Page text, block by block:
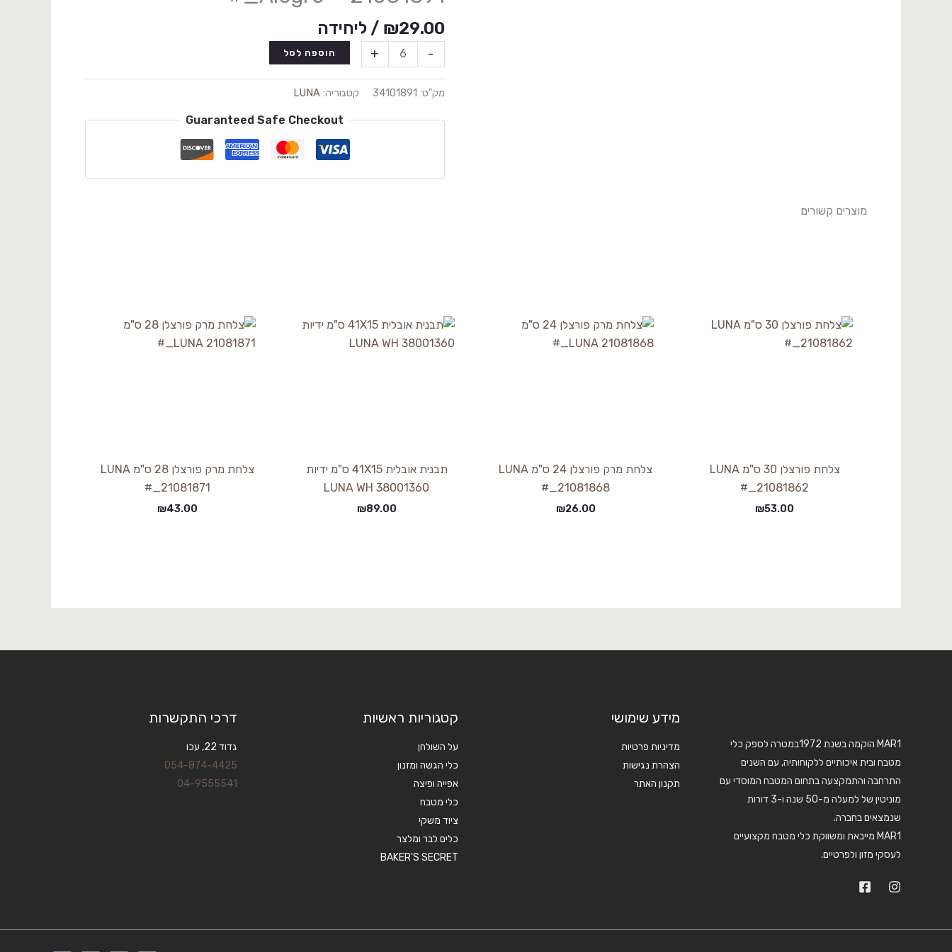
₪29.00 / ליחידה
-
+ הוספה לסל
מק"ט: 34101891 קטגוריה:LUNA
Guaranteed Safe Checkout
מוצרים קשורים
צלחת פורצלן 30 ס"מ LUNA
21081862_#
₪53.00
צלחת מרק פורצלן 24 ס"מ LUNA
21081868_#
₪26.00
תבנית אובלית 41X15 ס"מ ידיות
38001360 LUNA WH
₪89.00
צלחת מרק פורצלן 28 ס"מ LUNA
21081871_#
₪43.00
MAR1 הוקמה בשנת 1972במטרה לספק כלי
מטבח ובית איכותיים ללקוחותיה, עם השנים
התרחבה והתמקצעה בתחום המטבח המוסדי עם
מוניטין של למעלה מ-50 שנה ו-3 דורות
שנמצאים בחברה.
MAR1 מייבאת ומשווקת כלי מטבח מקצועיים
לעסקי מזון ולפרטיים.
מידע שימושי
מדיניות פרטיות
הצהרת נגישות
תקנון האתר
קטגוריות ראשיות
על השולחן
כלי הגשה ומזנון
אפייה ופיצה
כלי מטבח
ציוד משקי
כלים לבר ומלצר
BAKER'S SECRET
דרכי התקשרות
גדוד 22, עכו
054-874-4425
04-9555541